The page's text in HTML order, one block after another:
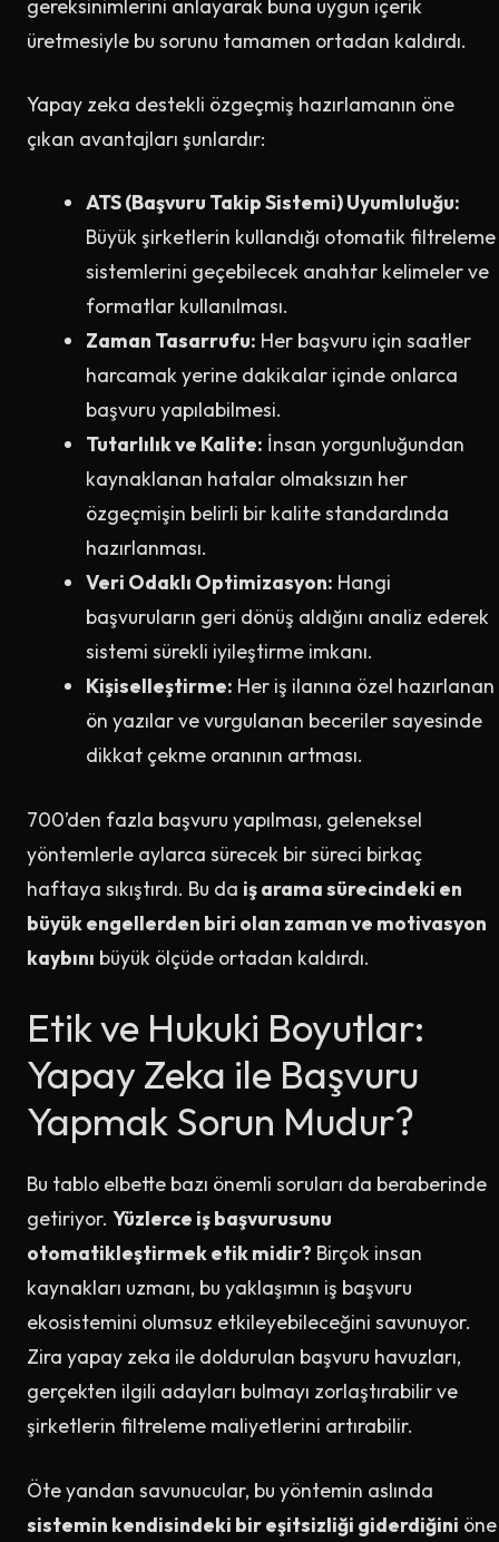
gereksinimlerini anlayarak buna uygun içerik
üretmesiyle bu sorunu tamamen ortadan kaldırdı.
Yapay zeka destekli özgeçmiş hazırlamanın öne
çıkan avantajları şunlardır:
ATS (Başvuru Takip Sistemi) Uyumluluğu:
Büyük şirketlerin kullandığı otomatik filtreleme
sistemlerini geçebilecek anahtar kelimeler ve
formatlar kullanılması.
Zaman Tasarrufu: Her başvuru için saatler
harcamak yerine dakikalar içinde onlarca
başvuru yapılabilmesi.
Tutarlılık ve Kalite: İnsan yorgunluğundan
kaynaklanan hatalar olmaksızın her
özgeçmişin belirli bir kalite standardında
hazırlanması.
Veri Odaklı Optimizasyon: Hangi
başvuruların geri dönüş aldığını analiz ederek
sistemi sürekli iyileştirme imkanı.
Kişiselleştirme: Her iş ilanına özel hazırlanan
ön yazılar ve vurgulanan beceriler sayesinde
dikkat çekme oranının artması.
700’den fazla başvuru yapılması, geleneksel
yöntemlerle aylarca sürecek bir süreci birkaç
haftaya sıkıştırdı. Bu da iş arama sürecindeki en
büyük engellerden biri olan zaman ve motivasyon
kaybını büyük ölçüde ortadan kaldırdı.
Etik ve Hukuki Boyutlar:
Yapay Zeka ile Başvuru
Yapmak Sorun Mudur?
Bu tablo elbette bazı önemli soruları da beraberinde
getiriyor. Yüzlerce iş başvurusunu
otomatikleştirmek etik midir? Birçok insan
kaynakları uzmanı, bu yaklaşımın iş başvuru
ekosistemini olumsuz etkileyebileceğini savunuyor.
Zira yapay zeka ile doldurulan başvuru havuzları,
gerçekten ilgili adayları bulmayı zorlaştırabilir ve
şirketlerin filtreleme maliyetlerini artırabilir.
Öte yandan savunucular, bu yöntemin aslında
sistemin kendisindeki bir eşitsizliği giderdiğini öne